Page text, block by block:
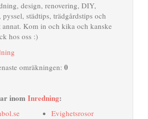
design, renovering, DIY,
städtips, trädgårdstips och
Kom in och kika och kanske
hos oss :)
omräkningen: 0
inom Inredning:
Evighetsrosor